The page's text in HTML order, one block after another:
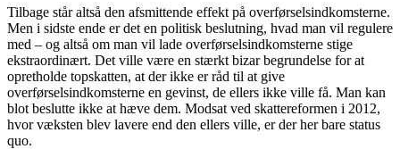
Tilbage står altså den afsmittende effekt på overførselsindkomsterne.
Men i sidste ende er det en politisk beslutning, hvad man vil regulere
med – og altså om man vil lade overførselsindkomsterne stige
ekstraordinært. Det ville være en stærkt bizar begrundelse for at
opretholde topskatten, at der ikke er råd til at give
overførselsindkomsterne en gevinst, de ellers ikke ville få. Man kan
blot beslutte ikke at hæve dem. Modsat ved skattereformen i 2012,
hvor væksten blev lavere end den ellers ville, er der her bare status
quo.